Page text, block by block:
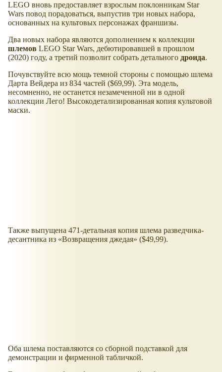
LEGO вновь предоставляет взрослым поклонникам Star
Wars повод порадоваться, выпустив три новых набора,
основанных на культовых персонажах франшизы.
Два новых набора являются дополнением к коллекции
шлемов LEGO Star Wars, дебютировавшей в прошлом
(2020) году, а третий позволит собрать детального дроида.
Почувствуйте всю мощь темной стороны с помощью шлема
Дарта Вейдера из 834 частей ($69,99). Эта модель,
несомненно, не останется незамеченной ни в одной
коллекции Лего! Высокодетализированная копия культовой
маски.
Также выпущена 471-детальная копия шлема разведчика-
десантника из
Возвращения джедая ($49,99).
Оба шлема поставляются со сборной подставкой для
демонстрации и фирменной табличкой.